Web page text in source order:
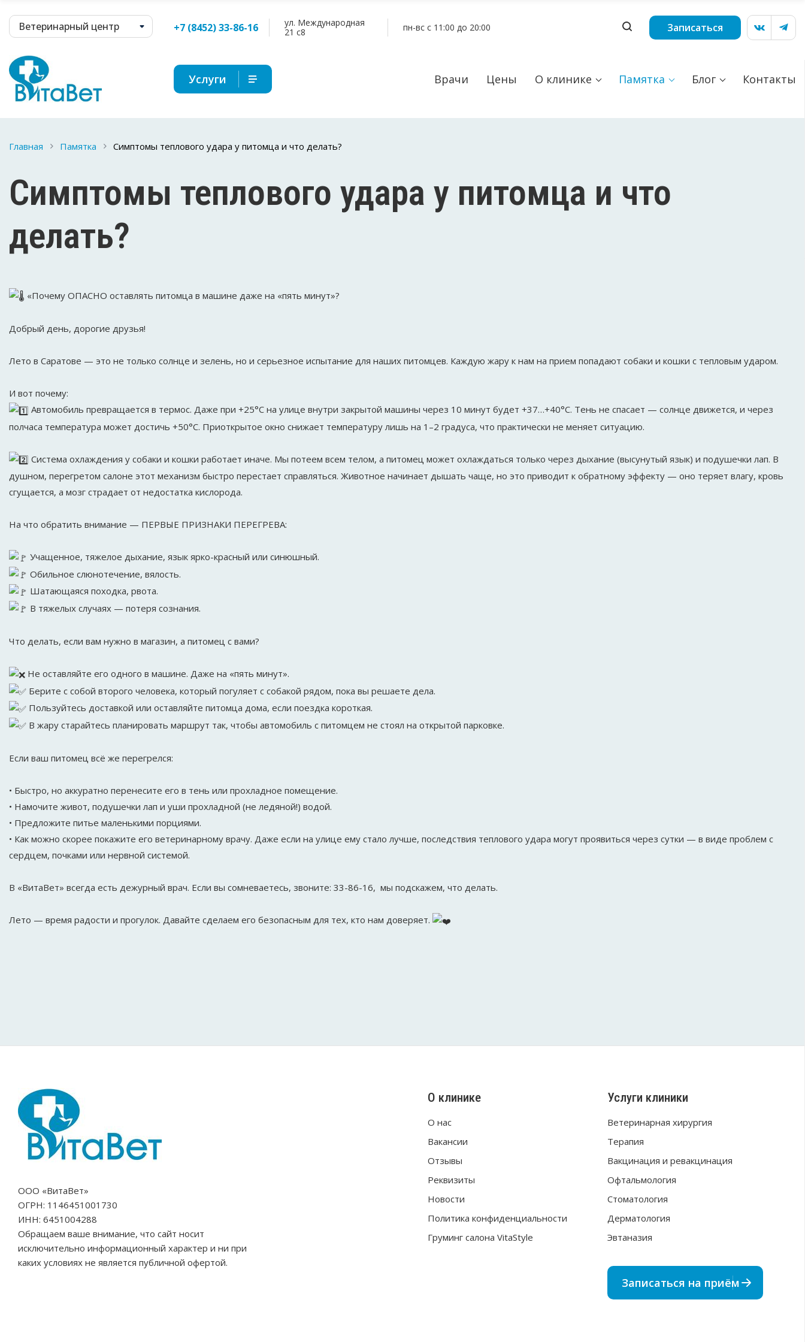
Ветеринарный центр +7 (8452) 33-86-16
ул. Международная
21 c8
пн-вс c 11:00 до 20:00 Записаться
Услуги Врачи Цены О клинике Памятка Блог Контакты
Главная Памятка Симптомы теплового удара у питомца и что делать?
Симптомы теплового удара у питомца и что
делать?
«Почему ОПАСНО оставлять питомца в машине даже на «пять минут»?
Добрый день, дорогие друзья!
Лето в Саратове — это не только солнце и зелень, но и серьезное испытание для наших питомцев. Каждую жару к нам на прием попадают собаки и кошки с тепловым ударом.
И вот почему:
Автомобиль превращается в термос. Даже при +25°C на улице внутри закрытой машины через 10 минут будет +37…+40°C. Тень не спасает — солнце движется, и через
полчаса температура может достичь +50°C. Приоткрытое окно снижает температуру лишь на 1–2 градуса, что практически не меняет ситуацию.
Система охлаждения у собаки и кошки работает иначе. Мы потеем всем телом, а питомец может охлаждаться только через дыхание (высунутый язык) и подушечки лап. В
душном, перегретом салоне этот механизм быстро перестает справляться. Животное начинает дышать чаще, но это приводит к обратному эффекту — оно теряет влагу, кровь
сгущается, а мозг страдает от недостатка кислорода.
На что обратить внимание — ПЕРВЫЕ ПРИЗНАКИ ПЕРЕГРЕВА:
Учащенное, тяжелое дыхание, язык ярко-красный или синюшный.
Обильное слюнотечение, вялость.
Шатающаяся походка, рвота.
В тяжелых случаях — потеря сознания.
Что делать, если вам нужно в магазин, а питомец с вами?
Не оставляйте его одного в машине. Даже на «пять минут».
Берите с собой второго человека, который погуляет с собакой рядом, пока вы решаете дела.
Пользуйтесь доставкой или оставляйте питомца дома, если поездка короткая.
В жару старайтесь планировать маршрут так, чтобы автомобиль с питомцем не стоял на открытой парковке.
Если ваш питомец всё же перегрелся:
• Быстро, но аккуратно перенесите его в тень или прохладное помещение.
• Намочите живот, подушечки лап и уши прохладной (не ледяной!) водой.
• Предложите питье маленькими порциями.
• Как можно скорее покажите его ветеринарному врачу. Даже если на улице ему стало лучше, последствия теплового удара могут проявиться через сутки — в виде проблем с
сердцем, почками или нервной системой.
В «ВитаВет» всегда есть дежурный врач. Если вы сомневаетесь, звоните: 33-86-16, мы подскажем, что делать.
Лето — время радости и прогулок. Давайте сделаем его безопасным для тех, кто нам доверяет.
ООО «ВитаВет»
ОГРН: 1146451001730
ИНН: 6451004288
Обращаем ваше внимание, что сайт носит
исключительно информационный характер и ни при
каких условиях не является публичной офертой.
О клинике
О нас
Вакансии
Отзывы
Реквизиты
Новости
Политика конфиденциальности
Груминг салона VitaStyle
Услуги клиники
Ветеринарная хирургия
Терапия
Вакцинация и ревакцинация
Офтальмология
Стоматология
Дерматология
Эвтаназия
Записаться на приём